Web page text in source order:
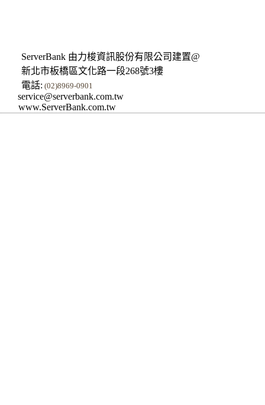
ServerBank 由力梭資訊股份有限公司建置@
新北市板橋區文化路一段268號3樓
電話: (02)8969-0901
service@serverbank.com.tw
www.ServerBank.com.tw